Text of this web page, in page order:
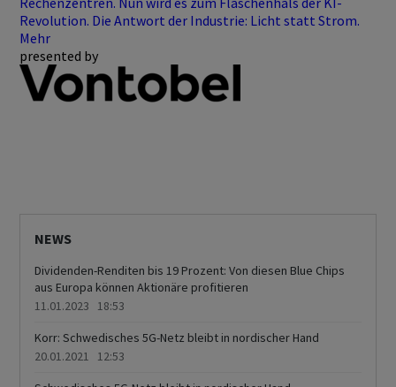
Revolution. Die Antwort der Industrie: Licht statt Strom.
Mehr
presented by
NEWS
Dividenden-Renditen bis 19 Prozent: Von diesen Blue Chips
aus Europa können Aktionäre profitieren
11.01.2023 18:53
Korr: Schwedisches 5G-Netz bleibt in nordischer Hand
20.01.2021 12:53